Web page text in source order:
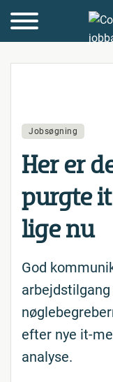
Jobsøgning
Her er
purg­te
lige nu
God
efter nye it-
analyse.